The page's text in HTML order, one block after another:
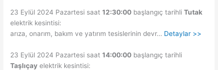
23 Eylül 2024 Pazartesi saat12:30:00 başlangıç tarihliTutak
elektrik kesintisi:
arıza, onarım, bakım ve yatırım tesislerinin devr… Detaylar >>
23 Eylül 2024 Pazartesi saat14:00:00 başlangıç tarihli
Taşlıçay elektrik kesintisi: